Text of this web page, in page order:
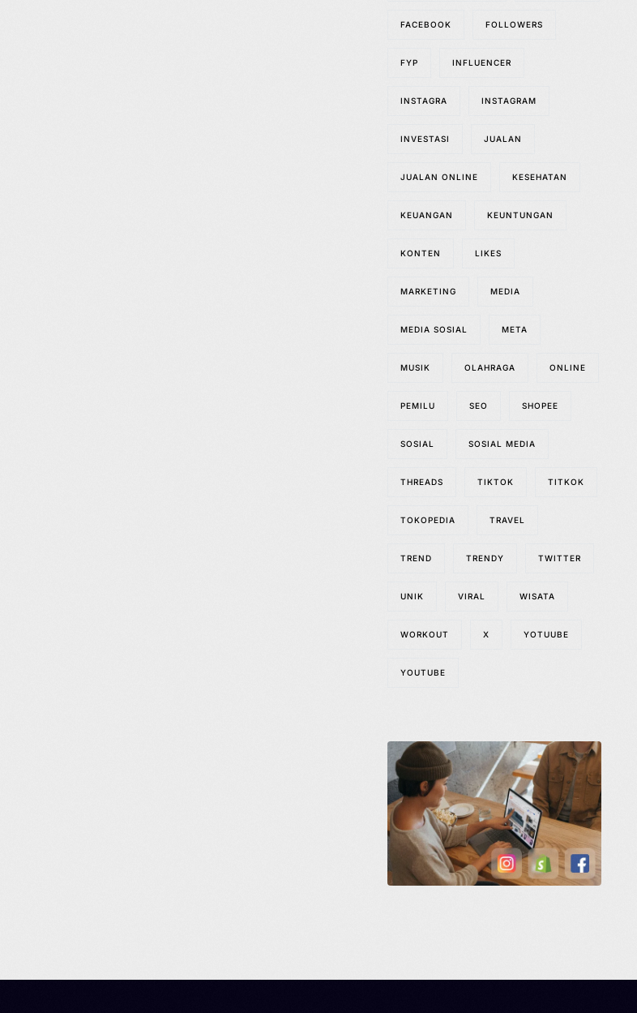
FACEBOOK FOLLOWERS
FYP INFLUENCER
INSTAGRA INSTAGRAM
INVESTASI JUALAN
JUALAN ONLINE KESEHATAN
KEUANGAN KEUNTUNGAN
KONTEN LIKES
MARKETING MEDIA
MEDIA SOSIAL META
MUSIK OLAHRAGA ONLINE
PEMILU SEO SHOPEE
SOSIAL SOSIAL MEDIA
THREADS TIKTOK TITKOK
TOKOPEDIA TRAVEL
TREND TRENDY TWITTER
UNIK VIRAL WISATA
WORKOUT X YOTUUBE
YOUTUBE